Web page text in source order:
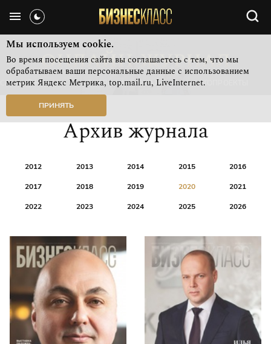
СВЕЖИЙ НОМЕР РУБРИКИ ЖУРНАЛА ФОТОПРОЕКТЫ
Мы используем cookie.
Во время посещения сайта вы соглашаетесь с тем, что мы
обрабатываем ваши персональные данные с использованием
метрик Яндекс Метрика, top.mail.ru, LiveInternet.
ПРИНЯТЬ
Архив журнала
2012 2013 2014 2015 2016
2017 2018 2019 2020 2021
2022 2023 2024 2025 2026